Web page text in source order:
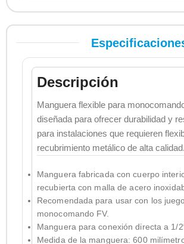
Descripción
Manguera flexible para
diseñada para ofrecer durabilidad y
para instalaciones que requieren
recubrimiento metálico de alta calidad.
Manguera fabricada con cuerpo
recubierta con malla de acero
Recomendada para usar con los
monocomando FV.
Manguera para conexión directa a 1/
Medida de la manguera: 600